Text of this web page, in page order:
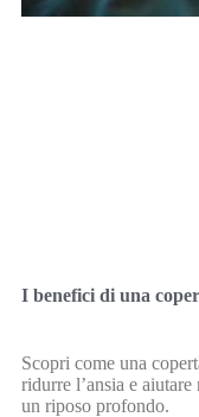
I benefici di una
Scopri come una
ridurre l’ansia e
un riposo profondo.